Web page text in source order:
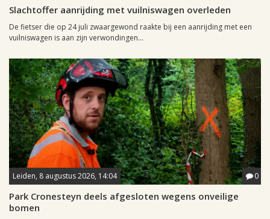
Slachtoffer aanrijding met vuilniswagen overleden
De fietser die op 24 juli zwaargewond raakte bij een aanrijding met een
vuilniswagen is aan zijn verwondingen...
Leiden, 8 augustus 2026, 14:04 0
Park Cronesteyn deels afgesloten wegens onveilige
bomen